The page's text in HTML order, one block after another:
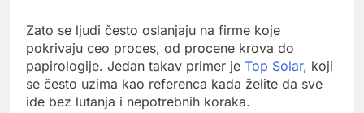
Zato se ljudi često oslanjaju na firme koje
pokrivaju ceo proces, od procene krova do
papirologije. Jedan takav primer je Top Solar, koji
se često uzima kao referenca kada želite da sve
ide bez lutanja i nepotrebnih koraka.